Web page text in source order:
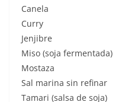
Canela
Curry
Jenjibre
Miso (soja fermentada)
Mostaza
Sal marina sin refinar
Tamari (salsa de soja)